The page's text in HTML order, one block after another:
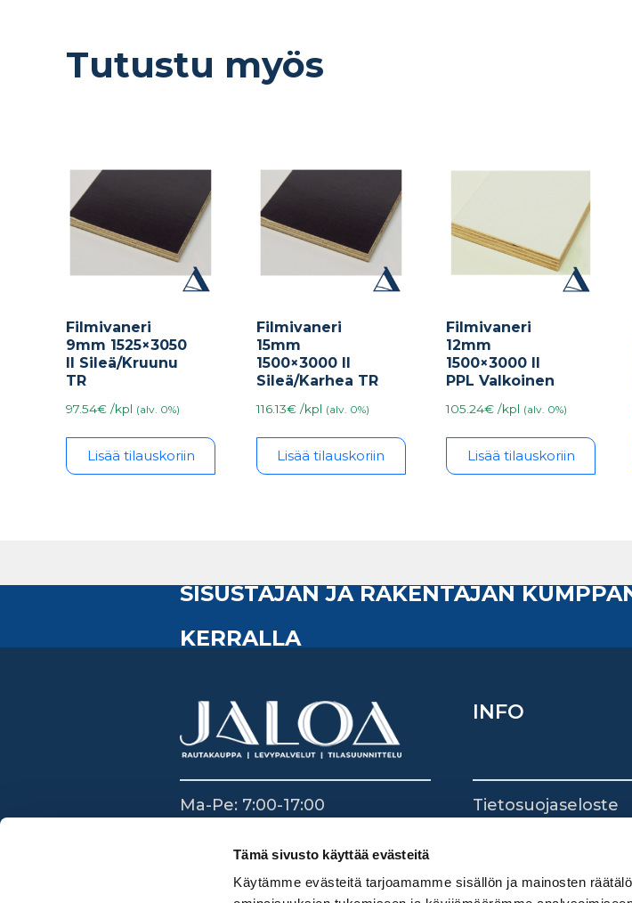
Tämä sivusto käyttää evästeitä
Käytämme evästeitä tarjoamamme sisällön ja mainosten
Tutustu myös
Filmivaneri
9mm 1525×3050
II Sileä/Kruunu
TR
97.54€ /kpl (alv. 0%)
Lisää tilauskoriin
Filmivaneri
15mm
1500×3000 II
Sileä/Karhea TR
116.13€ /kpl (alv. 0%)
Lisää tilauskoriin
Filmivaneri
12mm
1500×3000 II
PPL Valkoinen
105.24€ /kpl (alv. 0%)
Lisää tilauskoriin
SISUSTAJAN JA RAKENTAJAN
KERRALLA
Ma-Pe: 7:00-17:00
Su: Suljettu
INFO
Tietosuojaseloste